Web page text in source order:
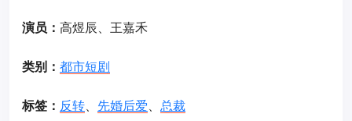
演员： 高煜辰、王嘉禾
类别： 都市短剧
标签： 反转、 先婚后爱、 总裁